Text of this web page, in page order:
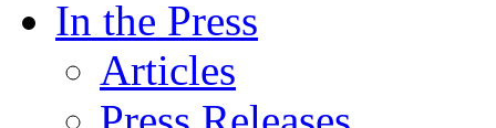
In the Press
Articles